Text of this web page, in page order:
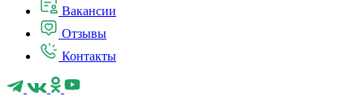
Вакансии
Отзывы
Контакты